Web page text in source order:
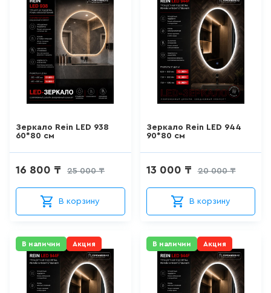
товаров
КВАРИЛОВЫЕ ВАННЫ
товаров
26 товаров
ДУШЕВЫЕ ОГРАЖДЕНИЯ
товаров
товаров
ШТОРКИ СТЕКЛЯННЫЕ
Зеркало Rein LED 938
60*80 см
25 000 ₸
16 800 ₸
В корзину
Зеркало Rein LED 944
90*80 см
20 000 ₸
13 000 ₸
В корзину
В наличии Акция В наличии Акция